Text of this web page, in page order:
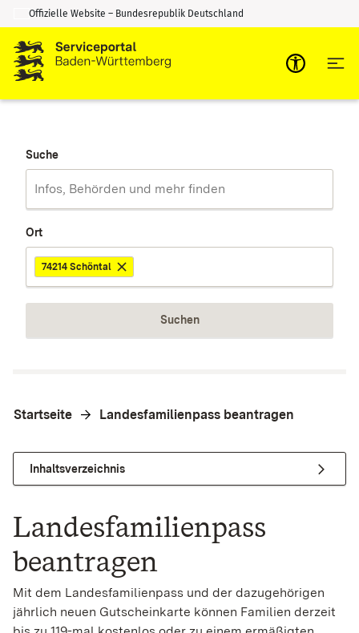
Zum Inhalt springen
Zur Suche springen
Offizielle Website – Bundesrepublik Deutschland
Suche
Ort
74214 Schöntal
Suchen
Startseite Landesfamilienpass beantragen
Inhaltsverzeichnis
Landesfamilienpass
beantragen
Mit dem Landesfamilienpass und der dazugehörigen
jährlich neuen Gutscheinkarte können Familien derzeit